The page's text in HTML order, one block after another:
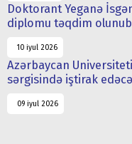
Doktorant Yeganə
diplomu təqdim olunub
10 iyul 2026
Azərbaycan
sərgisində iştirak
09 iyul 2026